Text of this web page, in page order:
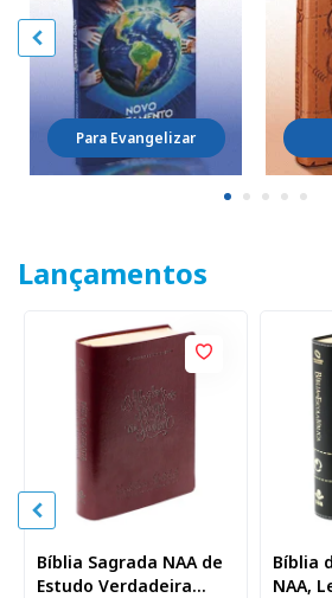
Para Evangelizar
Lançamentos
Bíblia Sagrada NAA de
Estudo Verdadeira
Bíblia
NAA,